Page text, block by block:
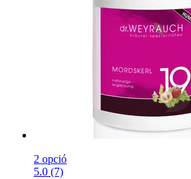
2 opció
5.0 (7)